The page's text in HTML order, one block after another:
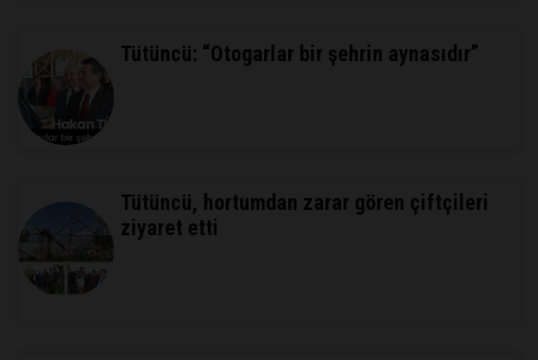
Tütüncü: “Otogarlar bir şehrin aynasıdır”
Tütüncü, hortumdan zarar gören çiftçileri
ziyaret etti